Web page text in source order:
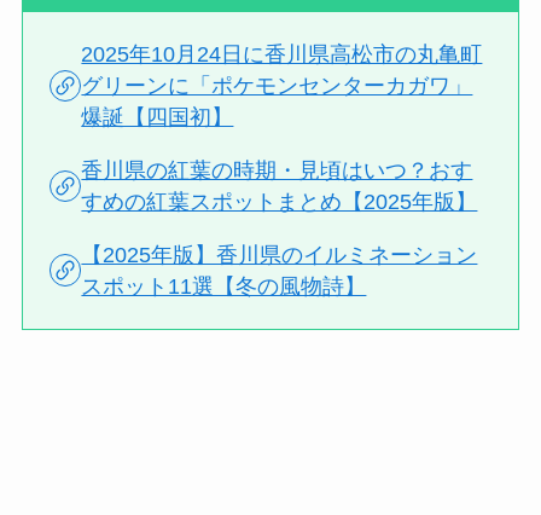
2025年10月24日に香川県高松市の丸亀町
グリーンに「ポケモンセンターカガワ」
爆誕【四国初】
香川県の紅葉の時期・見頃はいつ？おす
すめの紅葉スポットまとめ【2025年版】
【2025年版】香川県のイルミネーション
スポット11選【冬の風物詩】